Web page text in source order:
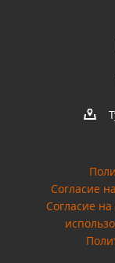
Согласие
Cогласие